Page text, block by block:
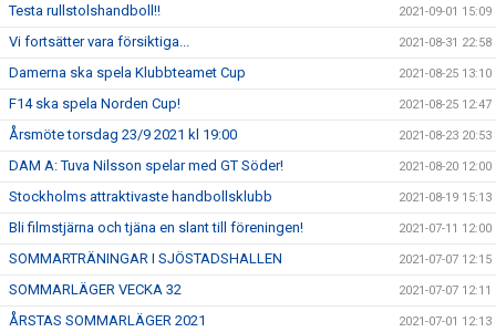
Testa rullstolshandboll!! 2021-09-01 15:09
Vi fortsätter vara försiktiga... 2021-08-31 22:58
Damerna ska spela Klubbteamet Cup 2021-08-25 13:10
F14 ska spela Norden Cup! 2021-08-25 12:47
Årsmöte torsdag 23/9 2021 kl 19:00 2021-08-23 20:53
DAM A: Tuva Nilsson spelar med GT Söder! 2021-08-20 12:00
Stockholms attraktivaste handbollsklubb 2021-08-19 15:13
Bli filmstjärna och tjäna en slant till föreningen! 2021-07-11 12:00
SOMMARTRÄNINGAR I SJÖSTADSHALLEN 2021-07-07 12:15
SOMMARLÄGER VECKA 32 2021-07-07 12:11
ÅRSTAS SOMMARLÄGER 2021 2021-07-01 12:13